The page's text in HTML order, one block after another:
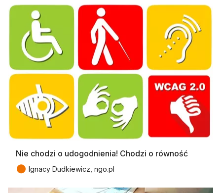
Nie chodzi o udogodnienia! Chodzi o równość
● Ignacy Dudkiewicz, ngo.pl